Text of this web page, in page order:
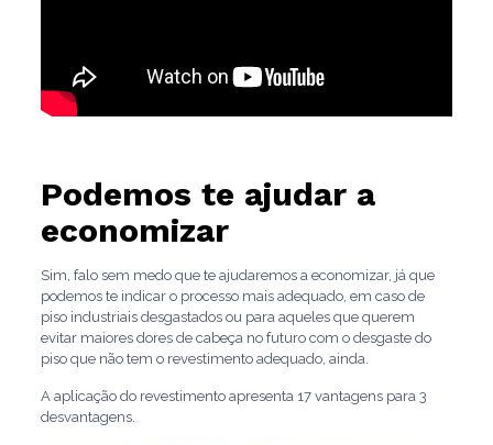
Podemos te ajudar a
economizar
Sim, falo sem medo que te ajudaremos a economizar, já que
podemos te indicar o processo mais adequado, em caso de
piso industriais desgastados ou para aqueles que querem
evitar maiores dores de cabeça no futuro com o desgaste do
piso que não tem o revestimento adequado, ainda.
A aplicação do revestimento apresenta 17 vantagens para 3
desvantagens.